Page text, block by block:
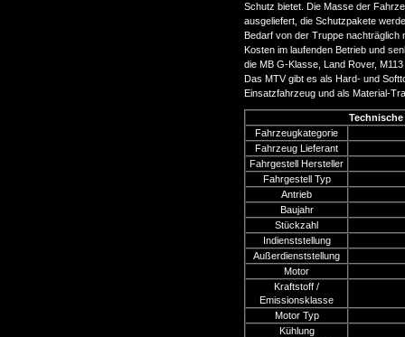
Schutz bietet. Die Masse der
ausgeliefert, die Schutzpakete
Bedarf von der Truppe nachträglich
Kosten im laufenden Betrieb und
die MB G-Klasse, Land Rover,
Das MTV gibt es als Hard- und
Einsatzfahrzeug und als Material-
Fahrzeugkategorie
Fahrzeug Lieferant
Fahrgestell Hersteller
Fahrgestell Typ
Antrieb
Baujahr
Stückzahl
Indienststellung
Außerdienststellung
Motor
Kraftstoff /
Emissionsklasse
Motor Typ
Kühlung